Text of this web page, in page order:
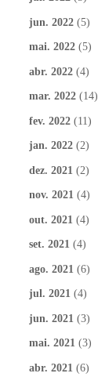
jun. 2022 (5)
mai. 2022 (5)
abr. 2022 (4)
mar. 2022 (14)
fev. 2022 (11)
jan. 2022 (2)
dez. 2021 (2)
nov. 2021 (4)
out. 2021 (4)
set. 2021 (4)
ago. 2021 (6)
jul. 2021 (4)
jun. 2021 (3)
mai. 2021 (3)
abr. 2021 (6)